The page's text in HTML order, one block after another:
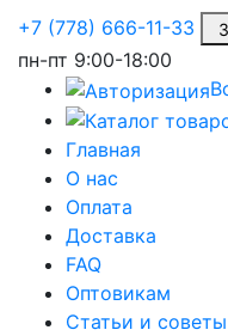
+7 (778) 666-11-33
пн-пт 9:00-18:00
Главная
О нас
Оплата
Доставка
FAQ
Оптовикам
Статьи и советы